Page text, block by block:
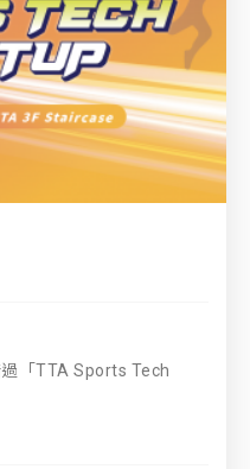
「TTA Sports Tech